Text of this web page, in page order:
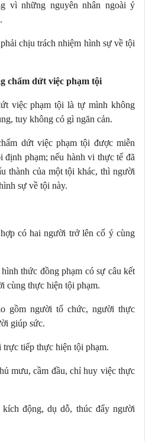
vì những nguyên nhân ngoài ý
chịu trách nhiệm hình sự về tội
chấm dứt việc phạm tội
việc phạm tội là tự mình không
tuy không có gì ngăn cản.
dứt việc phạm tội được miễn
định phạm; nếu hành vi thực tế đã
thành của một tội khác, thì người
sự về tội này.
có hai người trở lên cố ý cùng
thức đồng phạm có sự câu kết
cùng thực hiện tội phạm.
gồm người tổ chức, người thực
giúp sức.
tiếp thực hiện tội phạm.
mưu, cầm đầu, chỉ huy việc thực
động, dụ dỗ, thúc đẩy người